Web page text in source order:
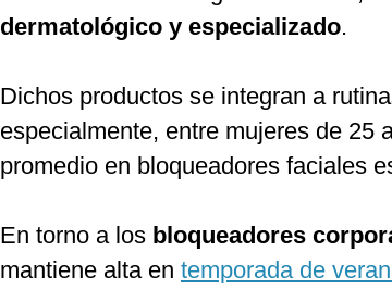
dermatológico y especializado.
Dichos productos se integran a
especialmente, entre mujeres de 25
promedio en bloqueadores faciales
En torno a los bloqueadores
mantiene alta en temporada de